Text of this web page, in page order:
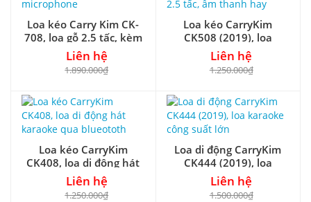
Loa kéo Carry Kim CK-
708, loa gỗ 2.5 tấc, kèm
02 microphone
Liên hệ
1.890.000₫
Loa kéo CarryKim
CK508 (2019), loa
karaoke 2.5 tấc, âm
thanh hay
Liên hệ
1.250.000₫
Loa kéo CarryKim
CK408, loa di động hát
karaoke qua blueototh
Liên hệ
1.250.000₫
Loa di động CarryKim
CK444 (2019), loa
karaoke công suất lớn
Liên hệ
1.500.000₫